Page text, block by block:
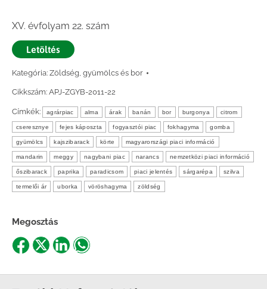
XV. évfolyam 22. szám
Letöltés
Kategória: Zöldség, gyümölcs és bor
Cikkszám: APJ-ZGYB-2011-22
Címkék: agrárpiac alma árak banán bor burgonya citrom
cseresznye fejes káposzta fogyasztói piac fokhagyma gomba
gyümölcs kajszibarack körte magyarországi piaci információ
mandarin meggy nagybani piac narancs nemzetközi piaci információ
őszibarack paprika paradicsom piaci jelentés sárgarépa szilva
termelői ár uborka vöröshagyma zöldség
Megosztás
ShareShareShareShare